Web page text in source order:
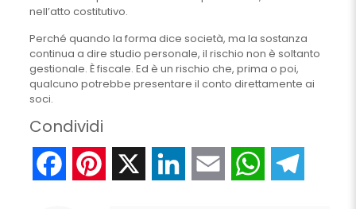
nell’atto costitutivo.
Perché quando la forma dice società, ma la sostanza
continua a dire studio personale, il rischio non è soltanto
gestionale. È fiscale. Ed è un rischio che, prima o poi,
qualcuno potrebbe presentare il conto direttamente ai
soci.
Condividi
FacebookPinterest LinkedIn Email WhatsApp